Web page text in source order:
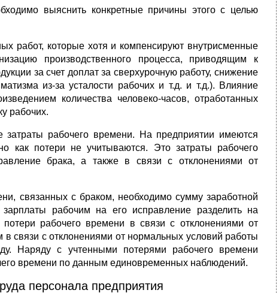
выяснить конкретные причины этого с целью
работ, которые хотя и компенсируют внутрисменные
производст­венного процесса, приводящим к
за счет доплат за сверхурочную работу, снижение
из-за усталости рабочих и т.д. и т.д.). Влияние
количества человеко-часов, отработанных
рабочих.
затраты рабочего времени. На предприятии имеются
как потери не учитываются. Это затраты рабочего
брака, а также в связи с отклонениями от
связанных с браком, необходимо сумму заработной
рабочим на его исправление разделить на
рабочего времени в связи с отклонениями от
связи с отклонениями от нормальных условий работы
Наряду с учтенными потерями рабочего времени
времени по данным единовременных наблюдений.
персонала предприятия